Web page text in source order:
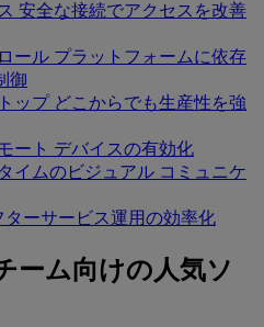
安全な接続でアクセスを改善
ール プラットフォームに依存
御
ップ どこからでも生産性を強
ート デバイスの有効化
イムのビジュアル コミュニケ
ターサービス運用の効率化
ーム向けの人気ソ